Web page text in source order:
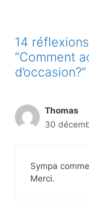
14
“Comment
d’occasion?”
Thomas
30
Sympa
Merci.